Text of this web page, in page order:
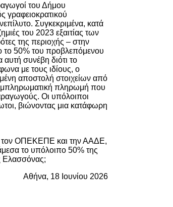
του Δήμου
γραφειοκρατικού
Συγκεκριμένα, κατά
του 2023 εξαιτίας των
της περιοχής – στην
το 50% του προβλεπόμενου
συνέβη διότι το
με τους ιδίους, ο
αποστολή στοιχείων από
πληρωμή που
Οι υπόλοιποι
βιώνοντας μια κατάφωρη
τον ΟΠΕΚΕΠΕ και την ΑΑΔΕ,
το υπόλοιπο 50% της
Ελασσόνας;
Αθήνα, 18 Ιουνίου 2026